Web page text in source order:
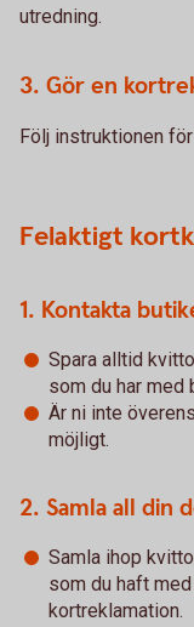
utredning.
3. Gör en
Följ instruktionen
Felaktigt
1. Kontakta
Spara alltid
som du har med
Är ni inte
möjligt.
2. Samla all din
Samla ihop
som du haft
kortreklamation.